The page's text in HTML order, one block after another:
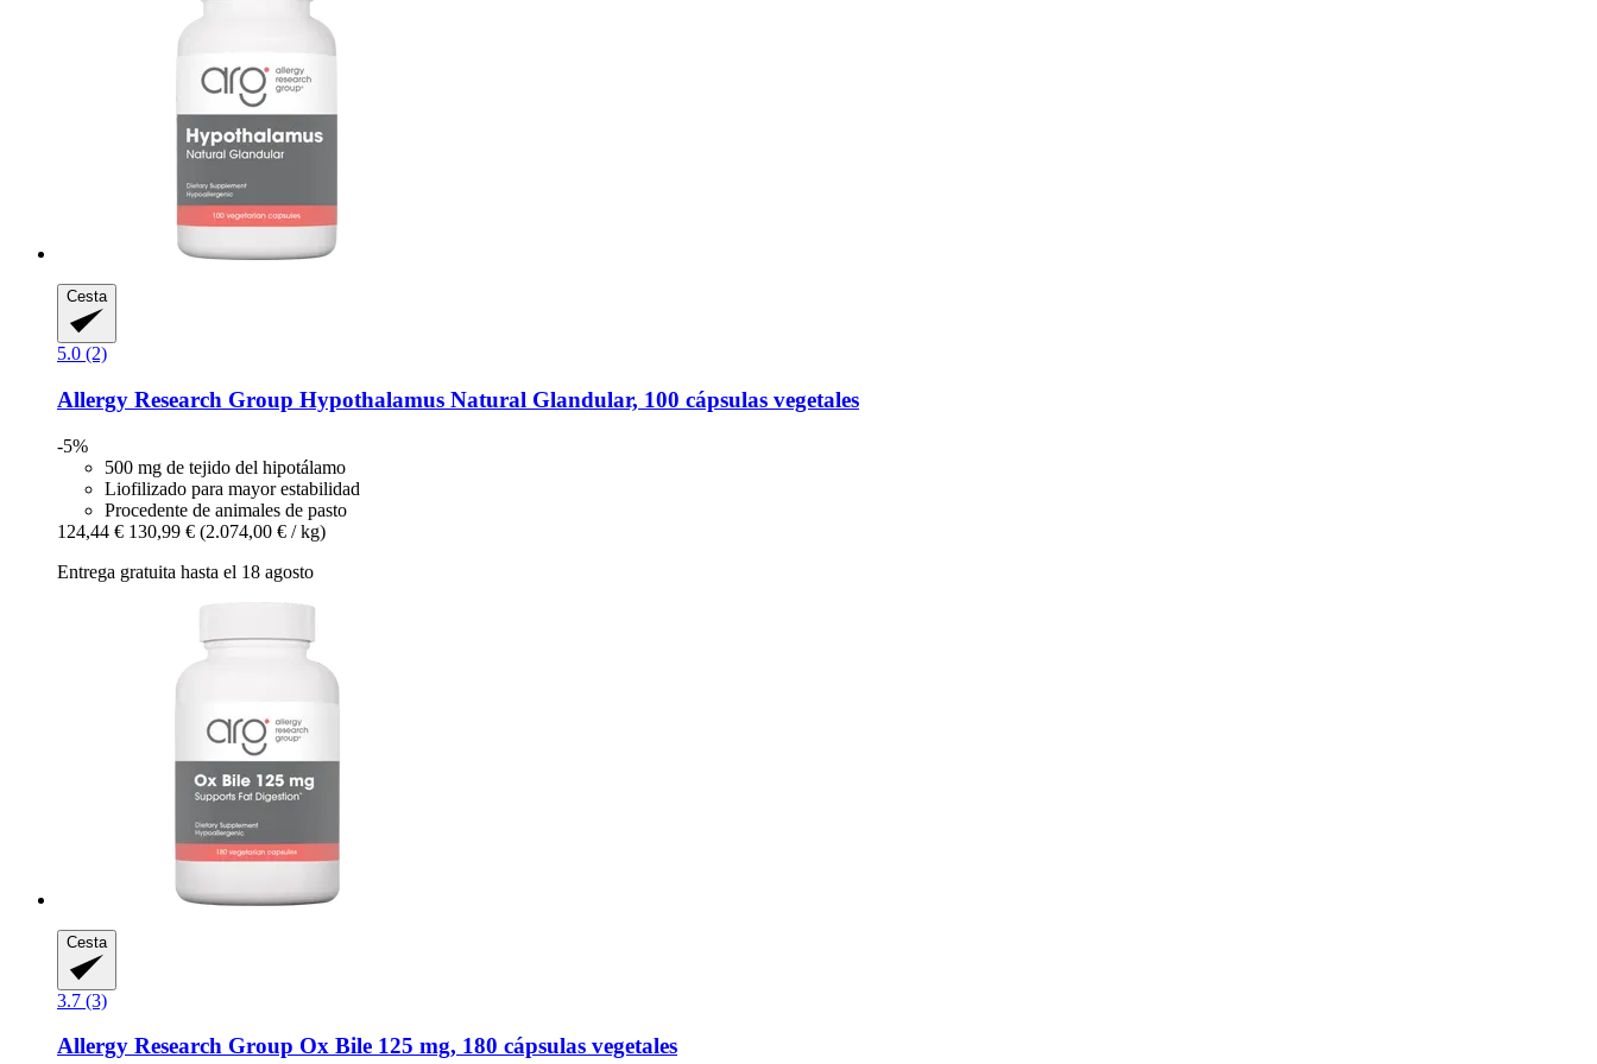
Cesta
5.0 (2)
Allergy Research Group Hypothalamus Natural Glandular, 100 cápsulas vegetales
-5%
500 mg de tejido del hipotálamo
Liofilizado para mayor estabilidad
Procedente de animales de pasto
124,44 € 130,99 € (2.074,00 € / kg)
Entrega gratuita hasta el 18 agosto
Cesta
3.7 (3)
Allergy Research Group Ox Bile 125 mg, 180 cápsulas vegetales